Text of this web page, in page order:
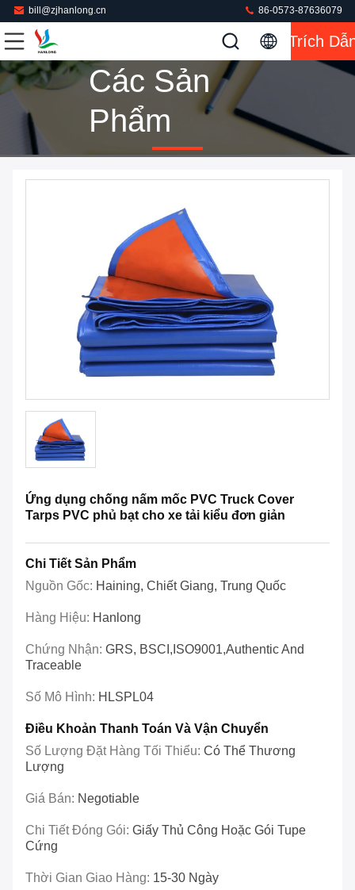
bill@zjhanlong.cn 86-0573-87636079
Trích
Các Sản
Phẩm
Ứng dụng chống nấm mốc PVC Truck Cover
Tarps PVC phủ bạt cho xe tải kiểu đơn giản
Chi Tiết Sản Phẩm
Nguồn Gốc: Haining, Chiết Giang, Trung Quốc
Hàng Hiệu: Hanlong
Chứng Nhận: GRS, BSCI,ISO9001,Authentic And
Traceable
Số Mô Hình: HLSPL04
Điều Khoản Thanh Toán Và Vận Chuyển
Số Lượng Đặt Hàng Tối Thiểu: Có Thể Thương
Lượng
Giá Bán: Negotiable
Chi Tiết Đóng Gói: Giấy Thủ Công Hoặc Gói Tupe
Cứng
Thời Gian Giao Hàng: 15-30 Ngày